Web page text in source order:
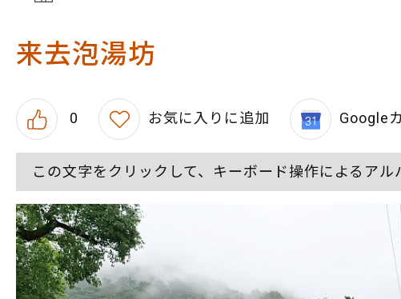
来去泡湯坊
0 お気に入りに追加 Google
この文字をクリックして、キーボード操作によるアル